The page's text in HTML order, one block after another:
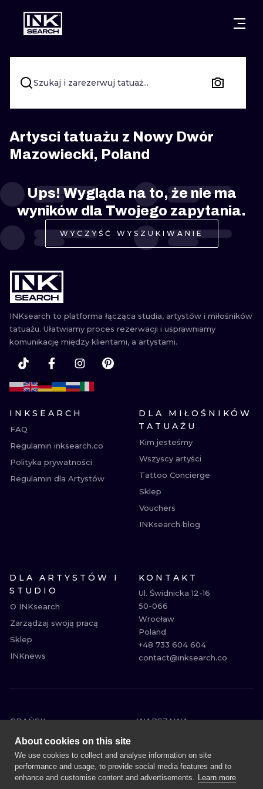
MIASTA GDAŃSK
WARSZAWA POZNAŃ
KRAKÓW KATOWICE
WROCŁAW ŁÓDŹ
BERLIN WIEDEŃ
AMSTERDAM EDYNBURG
PRAGA LONDYN
STYLE
KALIGRAFIA
NEW
TRIBAL
RYCINOWE
Szukaj i zarezerwuj tatuaż...
Artysci tatuażu z Nowy Dwór
Mazowiecki, Poland
Ups! Wygląda na to, że nie ma
wyników dla Twojego zapytania.
WYCZYŚĆ WYSZUKIWANIE
INKsearch to platforma łącząca studia, artystów i miłośników
tatuażu. Ułatwiamy proces rezerwacji i usprawniamy
komunikację między klientami, a artystami.
INKSEARCH
FAQ
Regulamin inksearch.co
Polityka prywatności
Regulamin dla Artystów
DLA MIŁOŚNIKÓW
TATUAŻU
Kim jesteśmy
Wszyscy artyści
Tattoo Concierge
Sklep
Vouchers
INKsearch blog
DLA ARTYSTÓW I
STUDIO
O INKsearch
Zarządzaj swoją pracą
Sklep
INKnews
KONTAKT
Ul. Świdnicka 12-16
50-066
Wrocław
Poland
+48 733 604 604
contact@inksearch.co
GDAŃSK
WARSZAWA
POZNAŃ
KATOWICE
WROCŁAW
ŁÓDŹ
BERLIN
About cookies on this site
We use cookies to collect and analyse information on site
performance and usage, to provide social media features and to
enhance and customise content and advertisements. Learn more